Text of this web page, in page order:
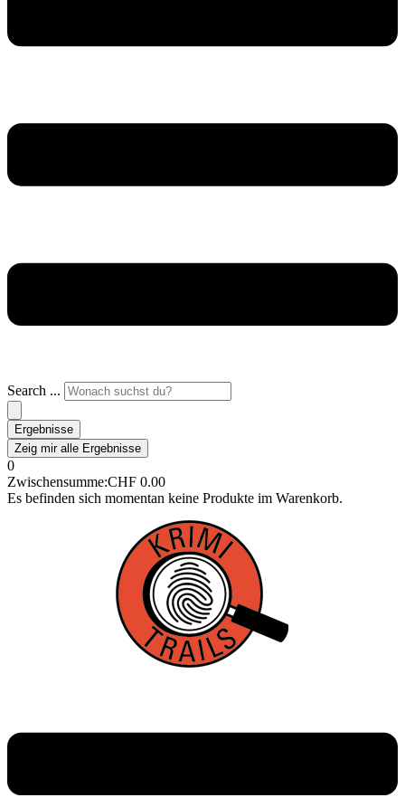
Search ...
Ergebnisse
Zeig mir alle Ergebnisse
0
Zwischensumme:CHF 0.00
Es befinden sich momentan keine Produkte im Warenkorb.